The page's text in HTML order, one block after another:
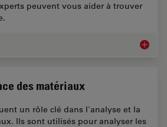
peuvent vous aider à trouver
des matériaux
un rôle clé dans l'analyse et la
Ils sont utilisés pour analyser les